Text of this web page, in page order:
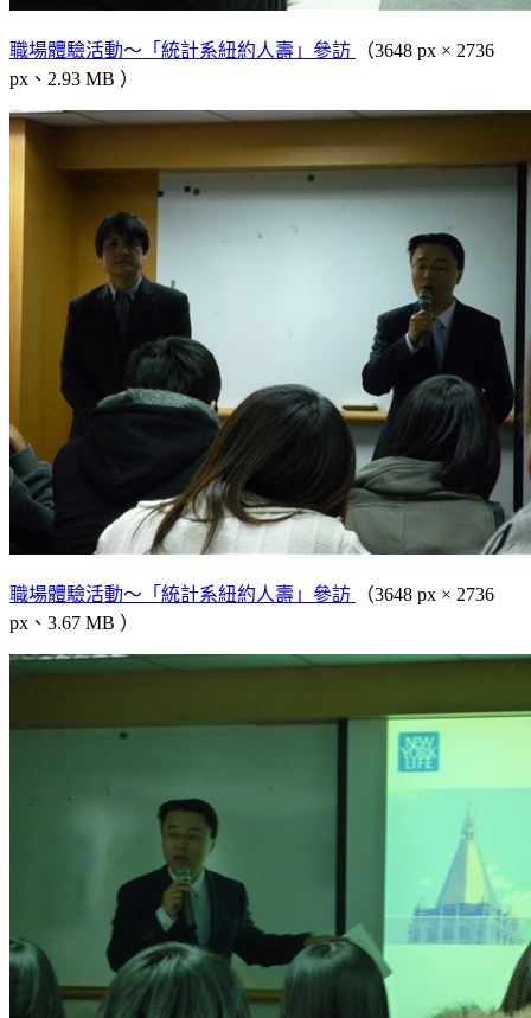
職場體驗活動～「統計系紐約人壽」參訪
（3648 px × 2736
px、2.93 MB ）
職場體驗活動～「統計系紐約人壽」參訪
（3648 px × 2736
px、3.67 MB ）